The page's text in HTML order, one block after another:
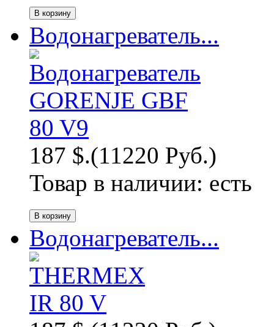
Водонагреватель...
187 $.(11220 Руб.)
Товар в наличии: есть
Водонагреватель...